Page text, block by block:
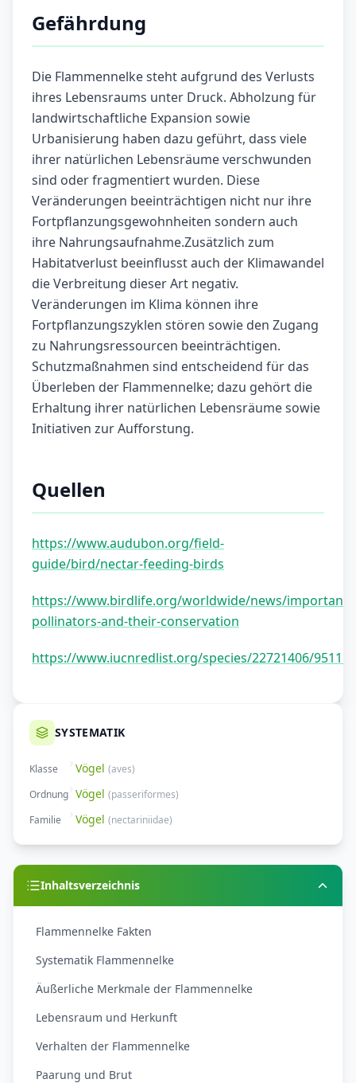
Gefährdung
Die Flammennelke steht aufgrund des Verlusts
ihres Lebensraums unter Druck. Abholzung für
landwirtschaftliche Expansion sowie
Urbanisierung haben dazu geführt, dass viele
ihrer natürlichen Lebensräume verschwunden
sind oder fragmentiert wurden. Diese
Veränderungen beeinträchtigen nicht nur ihre
Fortpflanzungsgewohnheiten sondern auch
ihre Nahrungsaufnahme.Zusätzlich zum
Habitatverlust beeinflusst auch der Klimawandel
die Verbreitung dieser Art negativ.
Veränderungen im Klima können ihre
Fortpflanzungszyklen stören sowie den Zugang
zu Nahrungsressourcen beeinträchtigen.
Schutzmaßnahmen sind entscheidend für das
Überleben der Flammennelke; dazu gehört die
Erhaltung ihrer natürlichen Lebensräume sowie
Initiativen zur Aufforstung.
Quellen
https://www.audubon.org/field-
guide/bird/nectar-feeding-birds
https://www.birdlife.org/worldwide/news/
pollinators-and-their-conservation
https://www.iucnredlist.org/species/22721406/
SYSTEMATIK
Klasse Vögel (aves)
Ordnung Vögel (passeriformes)
Familie
Vögel (nectariniidae)
Inhaltsverzeichnis
Flammennelke Fakten
Systematik Flammennelke
Äußerliche Merkmale der Flammennelke
Lebensraum und Herkunft
Verhalten der Flammennelke
Paarung und Brut